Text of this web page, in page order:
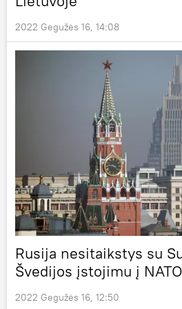
2022 Gegužės 16, 14:08
Rusija nesitaikstys su
Švedijos įstojimu į
2022 Gegužės 16, 12:50